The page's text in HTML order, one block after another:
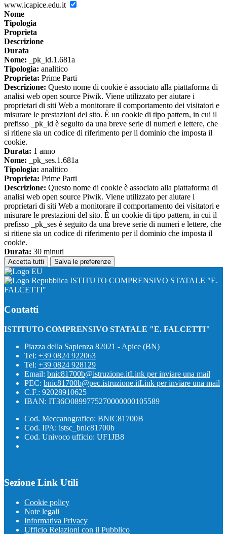
www.icapice.edu.it
Nome
Tipologia
Proprieta
Descrizione
Durata
Nome: _pk_id.1.681a
Tipologia: analitico
Proprieta: Prime Parti
Descrizione: Questo nome di cookie è associato alla piattaforma di
analisi web open source Piwik. Viene utilizzato per aiutare i
proprietari di siti Web a monitorare il comportamento dei visitatori e
misurare le prestazioni del sito. È un cookie di tipo pattern, in cui il
prefisso _pk_id è seguito da una breve serie di numeri e lettere, che
si ritiene sia un codice di riferimento per il dominio che imposta il
cookie.
Durata: 1 anno
Nome: _pk_ses.1.681a
Tipologia: analitico
Proprieta: Prime Parti
Descrizione: Questo nome di cookie è associato alla piattaforma di
analisi web open source Piwik. Viene utilizzato per aiutare i
proprietari di siti Web a monitorare il comportamento dei visitatori e
misurare le prestazioni del sito. È un cookie di tipo pattern, in cui il
prefisso _pk_ses è seguito da una breve serie di numeri e lettere, che
si ritiene sia un codice di riferimento per il dominio che imposta il
cookie.
Durata: 30 minuti
Accetta tutti Salva le preferenze
ISTITUTO COMPRENSIVO STATALE "E.
FALCETTI"
Contatti
ISTITUTO COMPRENSIVO STATALE "E. FALCETTI"
Piazza della Sapienza 82021 - Apice (BN)
Tel: +39 0824 922063
Tel: +39 0824 928129
Email: bnic81700b@istruzione.itLink per inviare una mail
PEC: bnic81700b@pec.istruzione.itLink per inviare una mail
C.F.: 92028910625
IBAN: IT36O0899775270000000105589
Cod. Meccanografico: BNIC81700B
Cod. IPA: istsc_bnic81700b
Cod. Univoco ufficio: UF1JB8
Sezione Link Utili
Cookie policy
Note legali
Informativa Privacy
Ufficio Relazioni con il Pubblico